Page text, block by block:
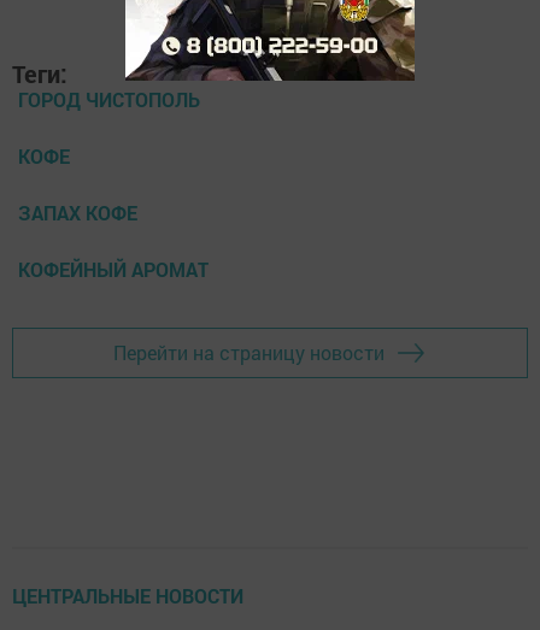
Теги:
ГОРОД ЧИСТОПОЛЬ
КОФЕ
ЗАПАХ КОФЕ
КОФЕЙНЫЙ АРОМАТ
Перейти на страницу новости
ЦЕНТРАЛЬНЫЕ НОВОСТИ